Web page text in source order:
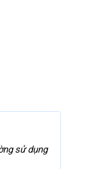
sử dụng